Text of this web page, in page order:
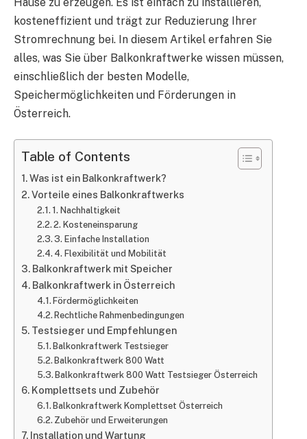
kosteneffizient und trägt zur Reduzierung Ihrer
Stromrechnung bei. In diesem Artikel erfahren Sie
alles, was Sie über Balkonkraftwerke wissen müssen,
einschließlich der besten Modelle,
Speichermöglichkeiten und Förderungen in
Österreich.
Table of Contents
Was ist ein Balkonkraftwerk?
Vorteile eines Balkonkraftwerks
1. Nachhaltigkeit
2. Kosteneinsparung
3. Einfache Installation
4. Flexibilität und Mobilität
Balkonkraftwerk mit Speicher
Balkonkraftwerk in Österreich
Fördermöglichkeiten
Rechtliche Rahmenbedingungen
Testsieger und Empfehlungen
Balkonkraftwerk Testsieger
Balkonkraftwerk 800 Watt
Balkonkraftwerk 800 Watt Testsieger Österreich
Komplettsets und Zubehör
Balkonkraftwerk Komplettset Österreich
Zubehör und Erweiterungen
Installation und Wartung